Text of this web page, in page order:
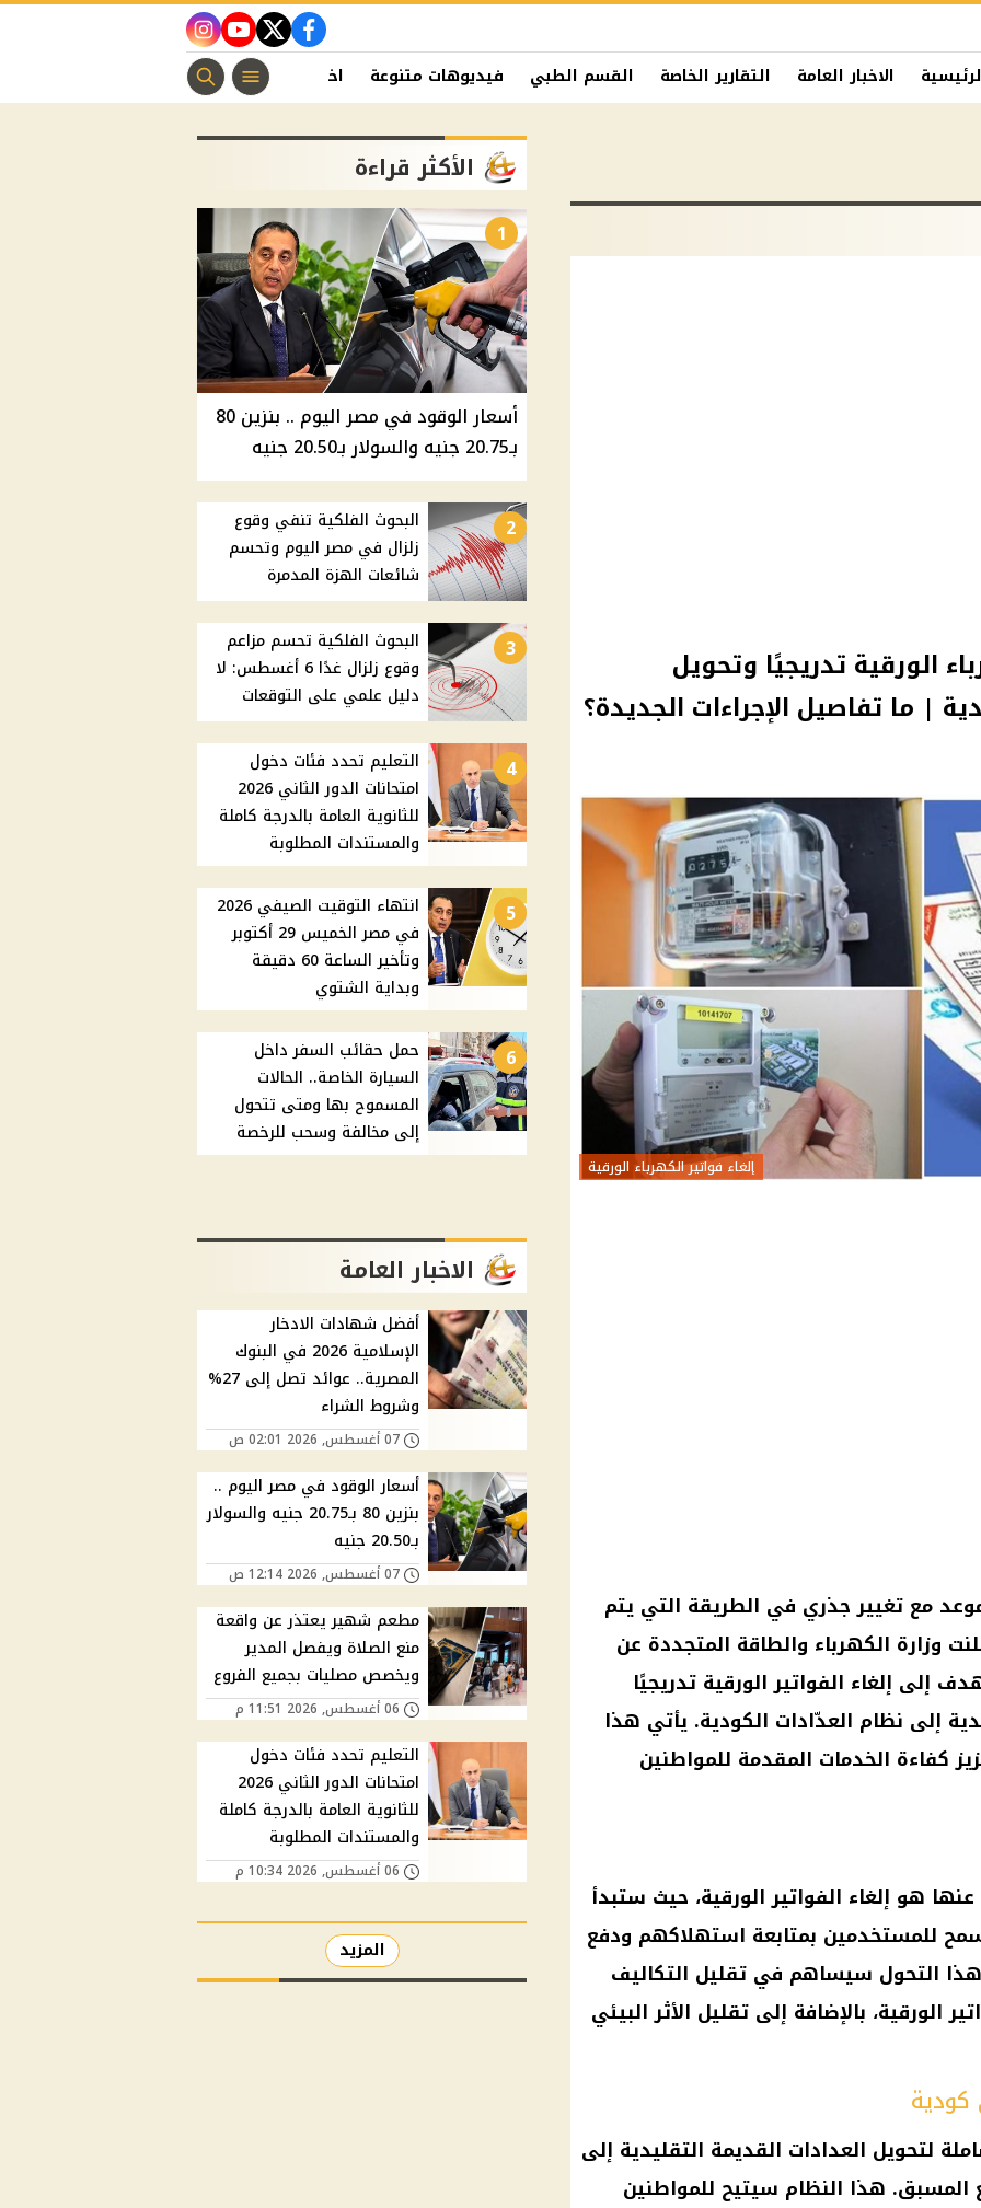
facebook
twitter
youtube
instagram
الاخبار العامة التقارير الخاصة القسم الطبي فيديوهات متنوعة اخبار الفن منوعات مسيحية
الورقية تدريجيًا وتحويل
| ما تفاصيل الإجراءات الجديدة؟
إلغاء فواتير الكهرباء الورقية
مع تغيير جذري في الطريقة التي يتم
وزارة الكهرباء والطاقة المتجددة عن
إلى إلغاء الفواتيرالورقية تدريجيًا
إلى نظام العدّادات الكودية. يأتي هذا
كفاءة الخدمات المقدمة للمواطنين
عنها هو إلغاء الفواتيرالورقية، حيث ستبدأ
للمستخدمين بمتابعة استهلاكهم ودفع
التحول سيساهم في تقليل التكاليف
الورقية، بالإضافة إلى تقليل الأثر البيئي
كودية
لتحويل العدادات القديمة التقليدية إلى
المسبق. هذا النظام سيتيح للمواطنين
الأكثر قراءة
1
أسعار الوقود في مصر اليوم .. بنزين 80
بـ20.75 جنيه والسولار بـ20.50 جنيه
2
البحوث الفلكية تنفي وقوع
زلزال في مصر اليوم وتحسم
شائعات الهزة المدمرة
3
البحوث الفلكية تحسم مزاعم
وقوع زلزال غدًا 6 أغسطس: لا
دليل علمي على التوقعات
4
التعليم تحدد فئات دخول
امتحانات الدور الثاني 2026
للثانوية العامة بالدرجة كاملة
والمستندات المطلوبة
5
انتهاء التوقيت الصيفي 2026
في مصر الخميس 29 أكتوبر
وتأخير الساعة 60 دقيقة
وبداية الشتوي
6
حمل حقائب السفر داخل
السيارة الخاصة.. الحالات
المسموح بها ومتى تتحول
إلى مخالفة وسحب للرخصة
الاخبار العامة
أفضل شهادات الادخار
الإسلامية 2026 في البنوك
المصرية.. عوائد تصل إلى 27%
وشروط الشراء
07 أغسطس, 2026 02:01 ص
أسعار الوقود في مصر اليوم ..
بنزين 80 بـ20.75 جنيه والسولار
بـ20.50 جنيه
07 أغسطس, 2026 12:14 ص
مطعم شهير يعتذر عن واقعة
منع الصلاة ويفصل المدير
ويخصص مصليات بجميع الفروع
06 أغسطس, 2026 11:51 م
التعليم تحدد فئات دخول
امتحانات الدور الثاني 2026
للثانوية العامة بالدرجة كاملة
والمستندات المطلوبة
06 أغسطس, 2026 10:34 م
المزيد